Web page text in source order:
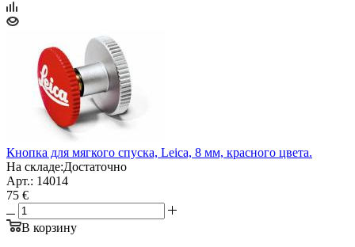
Кнопка для мягкого спуска, Leica, 8 мм, красного цвета.
На складе:Достаточно
Арт.: 14014
75 €
В корзину